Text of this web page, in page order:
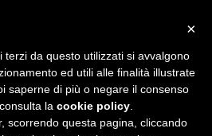
×
terzi da questo utilizzati si avvalgono
ed utili alle finalità illustrate
saperne di più o negare il consenso
la cookie policy
scorrendo questa pagina, cliccando